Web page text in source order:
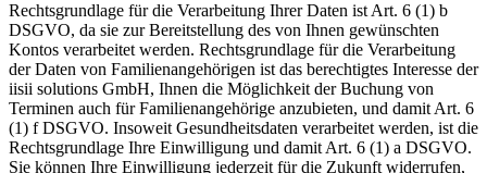
Rechtsgrundlage für die Verarbeitung Ihrer Daten ist Art. 6 (1) b
DSGVO, da sie zur Bereitstellung des von Ihnen gewünschten
Kontos verarbeitet werden. Rechtsgrundlage für die Verarbeitung
der Daten von Familienangehörigen ist das berechtigtes Interesse der
iisii solutions GmbH, Ihnen die Möglichkeit der Buchung von
Terminen auch für Familienangehörige anzubieten, und damit Art. 6
(1) f DSGVO. Insoweit Gesundheitsdaten verarbeitet werden, ist die
Rechtsgrundlage Ihre Einwilligung und damit Art. 6 (1) a DSGVO.
Sie können Ihre Einwilligung jederzeit für die Zukunft widerrufen,